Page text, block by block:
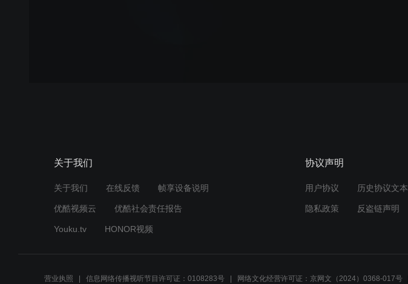
关于我们
关于我们 在线反馈 帧享设备说明
优酷视频云 优酷社会责任报告
Youku.tv HONOR视频
协议声明
用户协议 历史协议文本
隐私政策 反盗链声明
营业执照 信息网络传播视听节目许可证：0108283号 网络文化经营许可证：京网文（2024）0368-017号